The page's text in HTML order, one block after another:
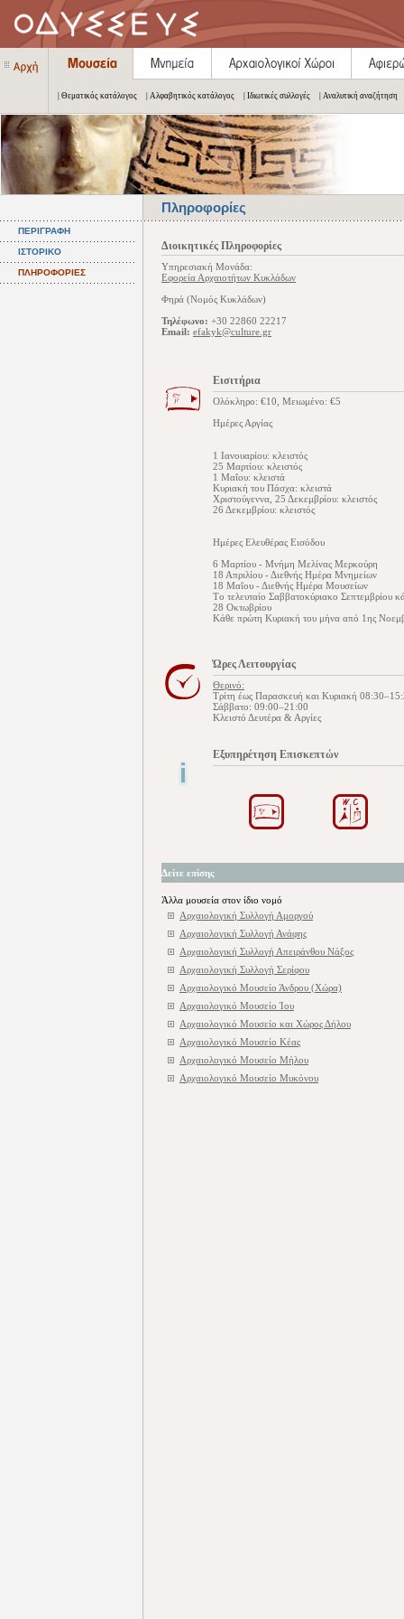
| Θεματικός κατάλογος | Αλφαβητικός κατάλογος | Ιδιωτικές συλλογές | Αναλυτική αναζήτηση
Πληροφορίες
ΠΕΡΙΓΡΑΦΗ
ΙΣΤΟΡΙΚΟ
ΠΛΗΡΟΦΟΡΙΕΣ
Διοικητικές Πληροφορίες
Υπηρεσιακή Μονάδα:
Εφορεία Αρχαιοτήτων Κυκλάδων
Φηρά (Νομός Κυκλάδων)
Τηλέφωνο: +30 22860 22217
Email: efakyk@culture.gr
Εισιτήρια
Ολόκληρο: €10, Μειωμένο: €5
Ημέρες Αργίας
1 Ιανουαρίου: κλειστός
25 Μαρτίου: κλειστός
1 Μαΐου: κλειστά
Κυριακή του Πάσχα: κλειστά
Χριστούγεννα, 25 Δεκεμβρίου: κλειστός
26 Δεκεμβρίου: κλειστός
Ημέρες Ελευθέρας Εισόδου
6 Μαρτίου - Μνήμη Μελίνας Μερκούρη
18 Απριλίου - Διεθνής Ημέρα Μνημείων
18 Μαΐου - Διεθνής Ημέρα Μουσείων
Tο τελευταίο Σαββατοκύριακο Σεπτεμβρίου
28 Οκτωβρίου
Κάθε πρώτη Κυριακή του μήνα από 1ης
Ώρες Λειτουργίας
Θερινό:
Τρίτη έως Παρασκευή και Κυριακή
Σάββατο: 09:00–21:00
Κλειστό Δευτέρα & Αργίες
Εξυπηρέτηση Επισκεπτών
Δείτε επίσης
Άλλα μουσεία στον ίδιο νομό
Αρχαιολογική Συλλογή Αμοργού
Αρχαιολογική Συλλογή Ανάφης
Αρχαιολογική Συλλογή Απειράνθου Νάξος
Αρχαιολογική Συλλογή Σερίφου
Αρχαιολογικό Μουσείο Άνδρου (Χώρα)
Αρχαιολογικό Μουσείο Ίου
Αρχαιολογικό Μουσείο και Χώρος Δήλου
Αρχαιολογικό Μουσείο Κέας
Αρχαιολογικό Μουσείο Μήλου
Αρχαιολογικό Μουσείο Μυκόνου